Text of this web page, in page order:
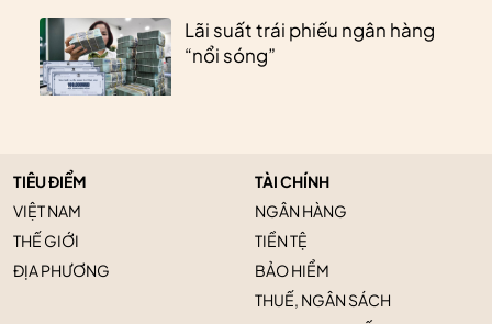
Lãi suất trái phiếu ngân hàng
“nổi sóng”
TIÊU ĐIỂM
VIỆT NAM
THẾ GIỚI
ĐỊA PHƯƠNG
TÀI CHÍNH
NGÂN HÀNG
TIỀN TỆ
BẢO HIỂM
THUẾ, NGÂN SÁCH